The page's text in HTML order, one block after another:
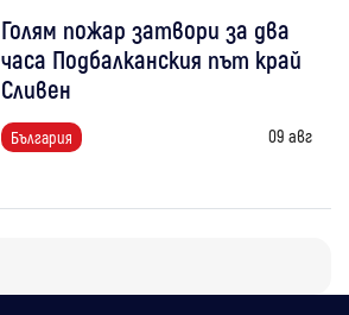
Голям пожар затвори за два
часа Подбалканския път край
Сливен
България 09 авг